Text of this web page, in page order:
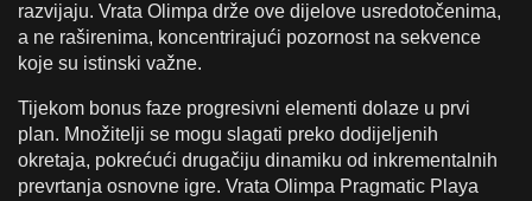
razvijaju. Vrata Olimpa drže ove dijelove usredotočenima,
a ne raširenima, koncentrirajući pozornost na sekvence
koje su istinski važne.
Tijekom bonus faze progresivni elementi dolaze u prvi
plan. Množitelji se mogu slagati preko dodijeljenih
okretaja, pokrećući drugačiju dinamiku od inkrementalnih
prevrtanja osnovne igre. Vrata Olimpa Pragmatic Playa